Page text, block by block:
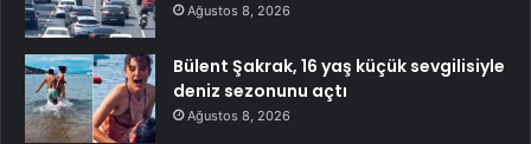
Ağustos 8, 2026
Bülent Şakrak, 16 yaş küçük sevgilisiyle
deniz sezonunu açtı
Ağustos 8, 2026